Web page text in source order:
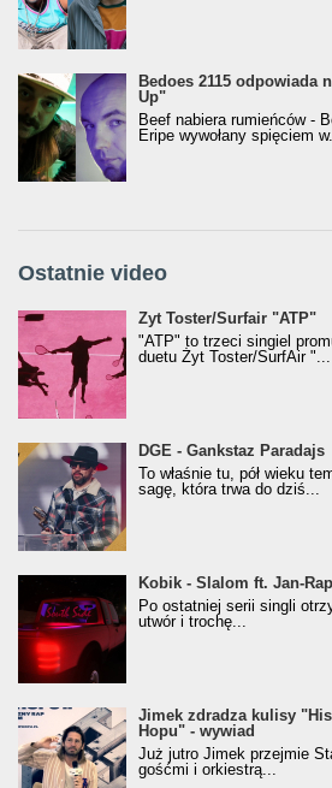
Bedoes 2115 odpowiada
Up"
Beef nabiera rumieńców -
Eripe wywołany spięciem
Ostatnie video
Żyt Toster/SurfAir - ATP VIDEO
Żyt Toster/Surfair "ATP"
"ATP" to trzeci singiel
duetu Żyt Toster/SurfAir "...
donGURALesko z nagrodą za
Klasyczny/Trueschoolowy
(Popkillery 2023)
DGE - Gankstaz Paradajs
To właśnie tu, pół wieku
sagę, która trwa do dziś...
Kobik - Slalom ft. Jan-
[Official Music Visualiser]
Kobik - Slalom ft. Jan-
Po ostatniej serii singli
utwór i trochę...
Jimek zdradza kulisy "Historii
Hopu" - wywiad
Jimek zdradza kulisy
Hopu" - wywiad
Już jutro Jimek przejmie
gośćmi i orkiestrą...